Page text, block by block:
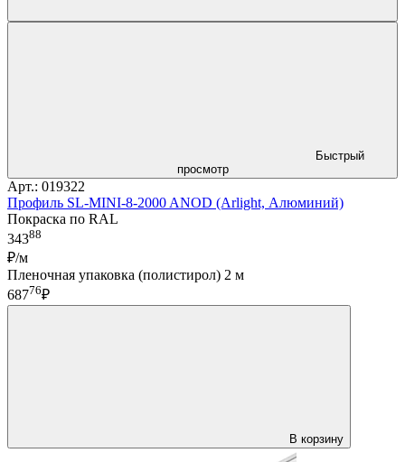
Быстрый
просмотр
Арт.: 019322
Профиль SL-MINI-8-2000 ANOD (Arlight, Алюминий)
Покраска по RAL
34388
₽/м
Пленочная упаковка (полистирол) 2 м
68776₽
В корзину